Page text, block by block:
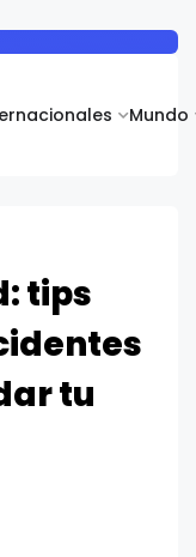
Mundo
tips
tu